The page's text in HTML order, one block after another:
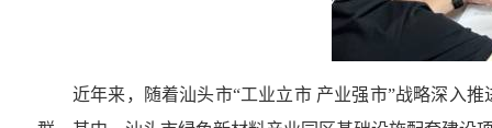
近年来，随着汕头市“工业立市 产业强市”战略深入